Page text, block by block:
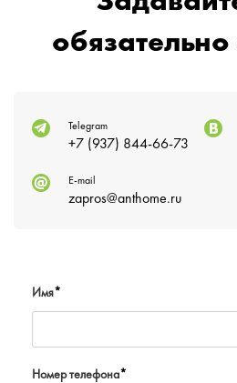
обязательно
Telegram
+7 (937) 844-66-73
E-mail
zapros@anthome.ru
Имя*
Номер телефона*